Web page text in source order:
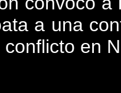
a una
conflicto en